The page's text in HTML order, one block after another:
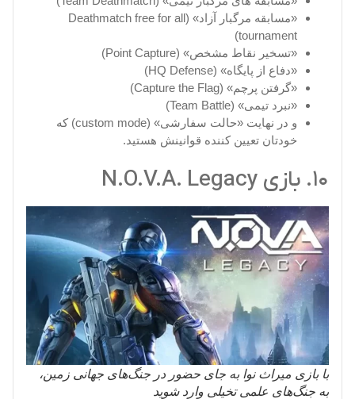
«مسابقه مرگبار آزاد» (Deathmatch free for all
tournament)
«تسخیر نقاط مشخص» (Point Capture)
«دفاع از پایگاه» (HQ Defense)
«گرفتن پرچم» (Capture the Flag)
«نبرد تیمی» (Team Battle)
و در نهایت «حالت سفارشی» (custom mode) که
خودتان تعیین کننده قوانینش هستید.
۱۰. بازی N.O.V.A. Legacy
با بازی میراث نوا به جای حضور در جنگ‌های جهانی زمین،
به جنگ‌های علمی تخیلی وارد شوید